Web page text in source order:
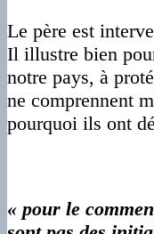
Le père est
Il illustre bien
notre pays, à
ne comprennent
pourquoi ils ont
« pour le